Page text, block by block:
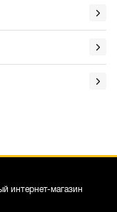
интернет-магазин